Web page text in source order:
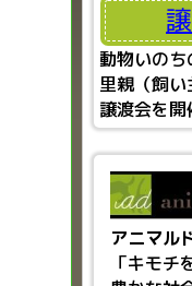
動物いの
里親（飼
譲渡会を開
アニマル
「キモチ